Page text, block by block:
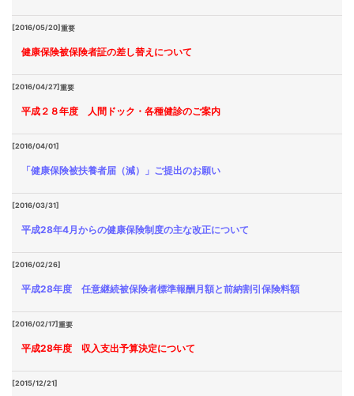
[2016/05/20]重要
健康保険被保険者証の差し替えについて
[2016/04/27]重要
平成２８年度 人間ドック・各種健診のご案内
[2016/04/01]
「健康保険被扶養者届（減）」ご提出のお願い
[2016/03/31]
平成28年4月からの健康保険制度の主な改正について
[2016/02/26]
平成28年度 任意継続被保険者標準報酬月額と前納割引保険料額
[2016/02/17]重要
平成28年度 収入支出予算決定について
[2015/12/21]